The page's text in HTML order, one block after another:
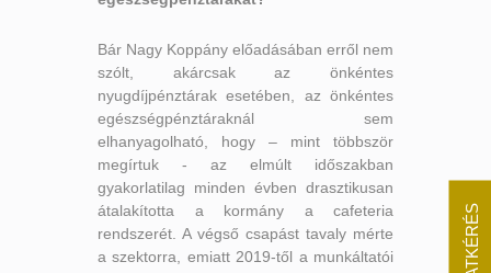
Bár Nagy Koppány előadásában erről nem
szólt, akárcsak az önkéntes
nyugdíjpénztárak esetében, az önkéntes
egészségpénztáraknál sem
elhanyagolható, hogy – mint többször
megírtuk - az elmúlt időszakban
gyakorlatilag minden évben drasztikusan
átalakította a kormány a cafeteria
rendszerét. A végső csapást tavaly mérte
a szektorra, emiatt 2019-től a munkáltatói